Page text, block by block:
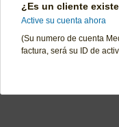
¿Es un cliente
Active su cuenta ahora
(Su numero de cuenta
factura, será su ID de